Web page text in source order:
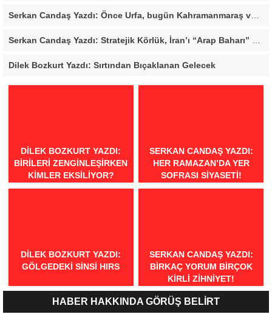
Serkan Candaş Yazdı: Önce Urfa, bugün Kahramanmaraş ve Mersin, Ya sonra?
Dilek Bozkurt Yazdı: Sırtından Bıçaklanan Gelecek
DILEK BOZKURT YAZDI:
BIRILERI ZENGINLEŞIRKEN
KIMLER EKSILIYOR?
SERKAN CANDAŞ YAZDI:
HER RAMAZAN’DA YER
SOFRASI SIYASETI!
DILEK BOZKURT YAZDI:
GÖLGEDEKI SINSI HIRS
SERKAN CANDAŞ YAZDI:
BIRKAÇ YORUM BIRÇOK
KIRLI ZIHNIYET!
HABER HAKKINDA GÖRÜŞ BELİRT